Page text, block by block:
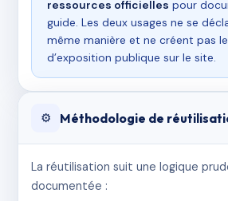
ressources officielles pour
guide. Les deux usages ne se
même manière et ne créent pas
d’exposition publique sur le site.
⚙️ Méthodologie de
La réutilisation suit une logique
documentée :